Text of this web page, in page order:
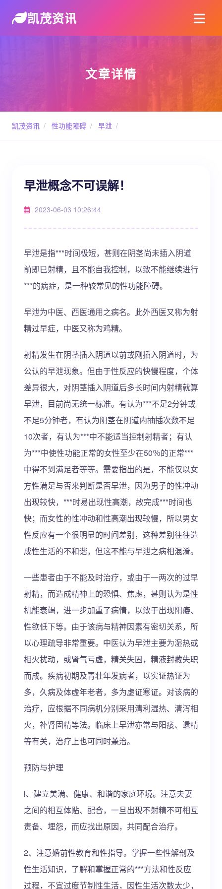
凯茂资讯
文章详情
凯茂资讯 / 性功能障碍 / 早泄 /
早泄概念不可误解！
2023-06-03 10:26:44
早泄是指***时间极短，甚则在阴茎尚未插入阴道
前即已射精，且不能自我控制，以致不能继续进行
***的病症，是一种较常见的性功能障碍。
早泄为中医、西医通用之病名。此外西医又称为射
精过早症，中医又称为鸡精。
射精发生在阴茎插入阴道以前或刚插入阴道时，为
公认的早泄现象。但由于性反应的快慢程度，个体
差异很大，对阴茎插入阴道后多长时间内射精就算
早泄，目前尚无统一标准。有认为***不足2分钟或
不足5分钟者，有认为阴茎在阴道内抽插次数不足
10次者，有认为***中不能适当控制射精者；有认
为***中使性功能正常的女性至少在50％的正常***
中得不到满足者等等。需要指出的是，不能仅以女
方性满足与否来判断是否早泄，因为男子的性冲动
出现较快，***时易出现性高潮，故完成***时间也
快；而女性的性冲动和性高潮出现较慢，所以男女
性反应有一个很明显的时间差别，这种差别往往造
成性生活的不和谐，但这不能与早泄之病相混淆。
一些患者由于不能及时治疗，或由于一两次的过早
射精，而造成精神上的恐惧、焦虑，甚则认为是性
机能衰竭，进一步加重了病情，以致于出现阳痿、
性欲低下等。由于该病与精神因素有密切关系，所
以心理疏导非常重要。中医认为早泄主要为湿热或
相火扰动，或肾气亏虚，精关失固，精液封藏失职
而成。疾病初期及青壮年发病者，以实证热证为
多，久病及体虚年老者，多为虚证寒证。对该病的
治疗，应根据不同病机分别采用清利湿热、清泻相
火，补肾固精等法。临床上早泄亦常与阳痿、遗精
等有关，治疗上也可同时兼治。
预防与护理
l、建立美满、健康、和谐的家庭环境。注意夫妻
之间的相互体贴、配合，一旦出现不射精不可相互
责备、埋怨，而应找出原因，共同配合治疗。
2、注意婚前性教育和性指导。掌握一些性解剖及
性生活知识，了解和掌握正常的***方法和性反应
过程，不宜过度节制性生活，因性生活次数太少，